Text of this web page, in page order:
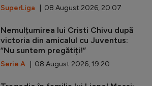
SuperLiga | 08 August 2026, 20:07
Nemulțumirea lui Cristi Chivu după
victoria din amicalul cu Juventus:
”Nu suntem pregătiți!”
Serie A | 08 August 2026, 19:20